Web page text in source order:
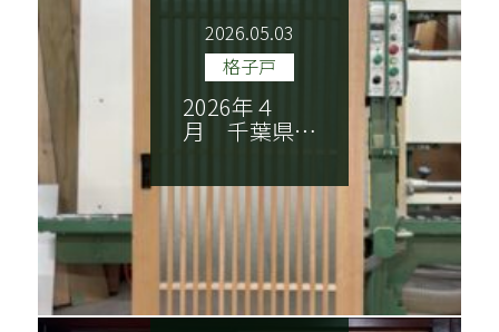
2026.05.03
格子戸
2026年４
月 千葉県…